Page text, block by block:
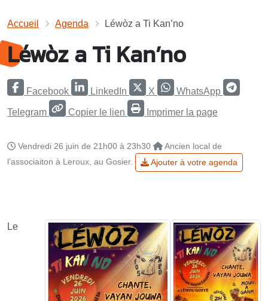
Accueil Agenda Léwòz a Ti Kan’no
Léwòz a Ti Kan’no
Facebook LinkedIn X WhatsApp
Telegram Copier le lien Imprimer la page
Vendredi 26 juin de 21h00 à 23h30
Ancien local de
l’associaiton à Leroux, au Gosier.
Ajouter à votre agenda
Le